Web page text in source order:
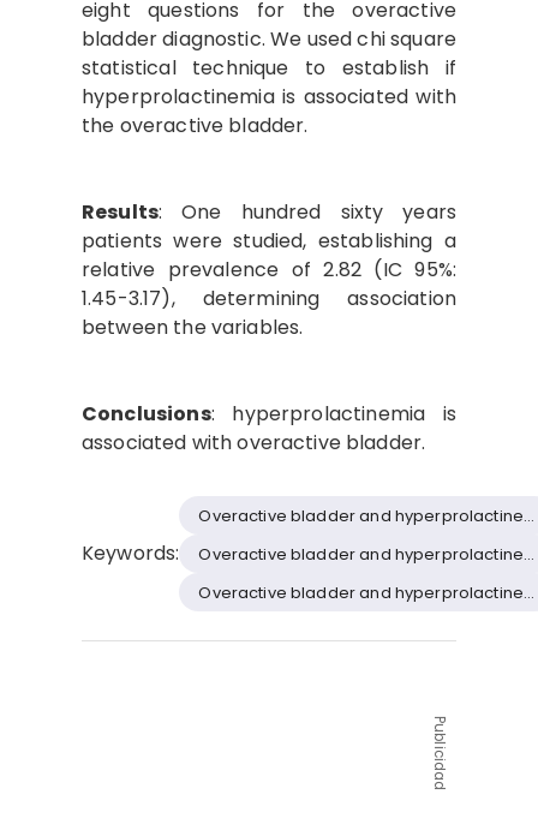
eight questions for the overactive
bladder diagnostic. We used chi square
statistical technique to establish if
hyperprolactinemia is associated with
the overactive bladder.
Results: One hundred sixty years
patients were studied, establishing a
relative prevalence of 2.82 (IC 95%:
1.45-3.17), determining association
between the variables.
Conclusions: hyperprolactinemia is
associated with overactive bladder.
Keywords:
Overactive bladder and hyperprolactinemi
Overactive bladder and hyperprolactinemi
Overactive bladder and hyperprolactinemi
Publicidad